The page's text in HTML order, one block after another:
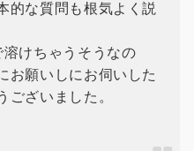
的な質問も根気よく説
けちゃうそうなの
お願いしにお伺いした
ございました。